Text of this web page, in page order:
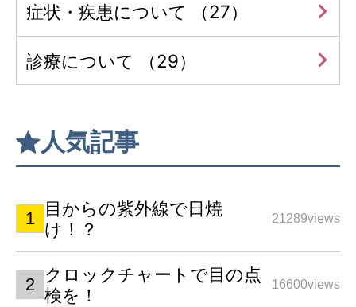
症状・疾患について （27）
診療について （29）
人気記事
目からの紫外線で日焼
け！？
21289views
クロックチャートで目の点
検を！
16600views